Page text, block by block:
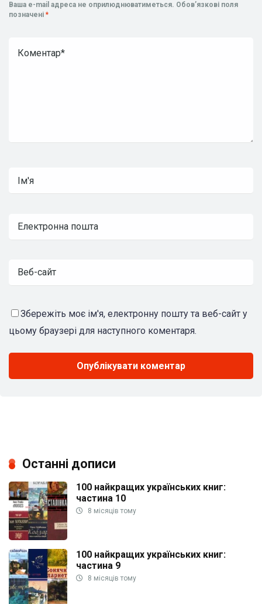
Ваша e-mail адреса не оприлюднюватиметься. Обов’язкові поля
позначені *
Збережіть моє ім'я, електронну пошту та веб-сайт у
цьому браузері для наступного коментаря.
Останні дописи
100 найкращих українських книг:
частина 10
8 місяців тому
100 найкращих українських книг:
частина 9
8 місяців тому